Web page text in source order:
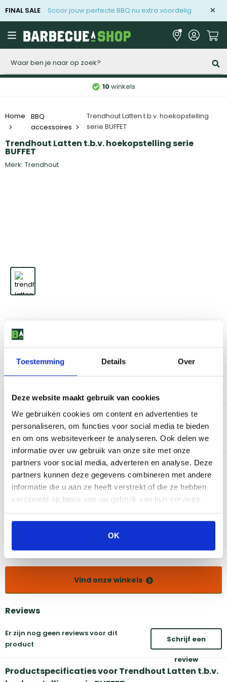
Toestemming Details Over
Deze website maakt gebruik van cookies
We gebruiken cookies om content en advertenties te
personaliseren, om functies voor social media te bieden
en om ons websiteverkeer te analyseren. Ook delen we
informatie over uw gebruik van onze site met onze
partners voor social media, adverteren en analyse. Deze
partners kunnen deze gegevens combineren met andere
informatie die u aan ze heeft verstrekt of die ze hebben
verzameld op basis van uw gebruik van hun services.
OK
FINAL SALE Scoor jouw perfecte BBQ nu extra voordelig
10winkels
Home
BBQ
accessoires
Trendhout Latten t.b.v. hoekopstelling
serie BUFFET
Trendhout Latten t.b.v. hoekopstelling serie
BUFFET
Merk: Trendhout
Trendhout Latten t.b.v. hoekopstelling serie BUFFET
30,-
Niet op voorraad
Productomschrijving
Met deze latten maak je makkelijk een hoekopstelling voor jouw
buitenkeuken. Set van twee stuks.
Bekijk dit product in onze winkels
Amsterdam
Breda
Duiven
Eindhoven
Groningen
Vind onze winkels
Reviews
Er zijn nog geen reviews voor dit
product
Schrijf een
review
Productspecificaties voor Trendhout Latten t.b.v.